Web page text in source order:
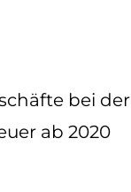
bei der
ab 2020